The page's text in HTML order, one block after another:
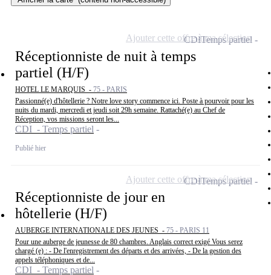
Réceptionniste de nuit à temps
partiel (H/F)
HOTEL LE MARQUIS - 75 - PARIS
Passionné(e) d'hôtellerie ? Notre love story commence ici. Poste à pourvoir pour les
nuits du mardi, mercredi et jeudi soit 29h semaine. Rattaché(e) au Chef de
Réception, vos missions seront les...
CDI - Temps partiel
Publié hier
CDITemps partiel
Ajouter cette offre à ma sélection
Réceptionniste de jour en
hôtellerie (H/F)
AUBERGE INTERNATIONALE DES JEUNES - 75 - PARIS 11
Pour une auberge de jeunesse de 80 chambres. Anglais correct exigé Vous serez
chargé (e) : - De l'enregistrement des départs et des arrivées, - De la gestion des
appels téléphoniques et de...
CDI - Temps partiel
CDITemps partiel
Ajouter cette offre à ma sélection